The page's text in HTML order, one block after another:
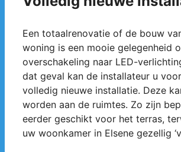
Een totaalrenovatie of de bouw
woning is een mooie gelegenheid
overschakeling naar LED-
dat geval kan de installateur u
volledig nieuwe installatie. Deze
worden aan de ruimtes. Zo zijn
eerder geschikt voor het terras,
uw woonkamer in Elsene gezellig